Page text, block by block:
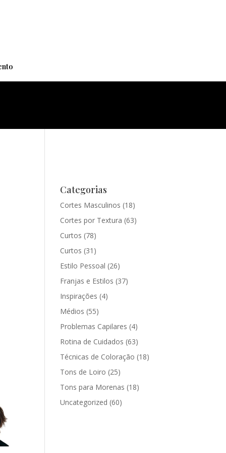
Categorias
Cortes Masculinos (18)
Cortes por Textura (63)
Curtos (78)
Curtos (31)
Estilo Pessoal (26)
Franjas e Estilos (37)
Inspirações (4)
Médios (55)
Problemas Capilares (4)
Rotina de Cuidados (63)
Técnicas de Coloração (18)
Tons de Loiro (25)
Tons para Morenas (18)
Uncategorized (60)